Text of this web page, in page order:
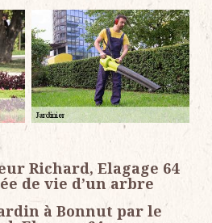
Richard, Elagage 64
de vie d’un arbre
à Bonnut par le